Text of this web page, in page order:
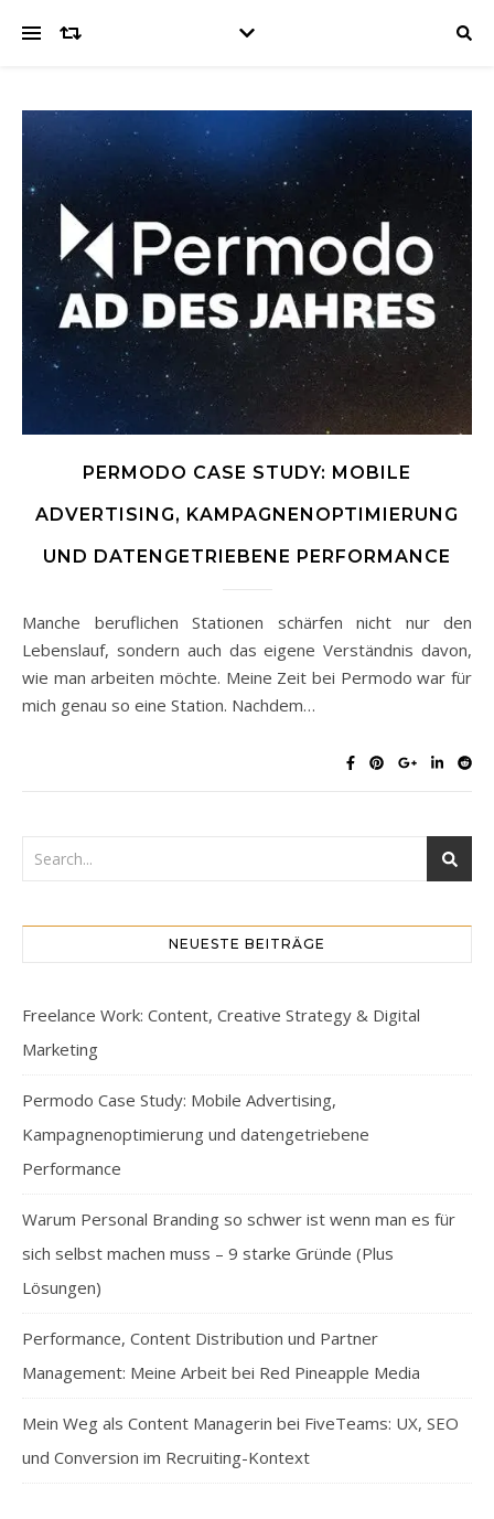
PERMODO CASE STUDY: MOBILE
ADVERTISING, KAMPAGNENOPTIMIERUNG
UND DATENGETRIEBENE PERFORMANCE
Manche beruflichen Stationen schärfen nicht nur den
Lebenslauf, sondern auch das eigene Verständnis davon,
wie man arbeiten möchte. Meine Zeit bei Permodo war für
mich genau so eine Station. Nachdem…
NEUESTE BEITRÄGE
Freelance Work: Content, Creative Strategy & Digital
Marketing
Permodo Case Study: Mobile Advertising,
Kampagnenoptimierung und datengetriebene
Performance
Warum Personal Branding so schwer ist wenn man es für
sich selbst machen muss – 9 starke Gründe (Plus
Lösungen)
Performance, Content Distribution und Partner
Management: Meine Arbeit bei Red Pineapple Media
Mein Weg als Content Managerin bei FiveTeams: UX, SEO
und Conversion im Recruiting-Kontext